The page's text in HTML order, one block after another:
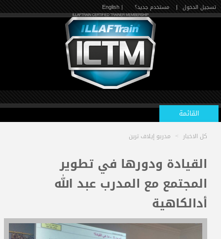
تسجيل الدخول | مستخدم جديد؟ | English
القائمة
الرئيسية
الدورات القادمة
المدربون
كل الاخبار > مدربو إيلاف ترين
القيادة ودورها في تطوير
المجتمع مع المدرب عبد الله
أدالكاهية